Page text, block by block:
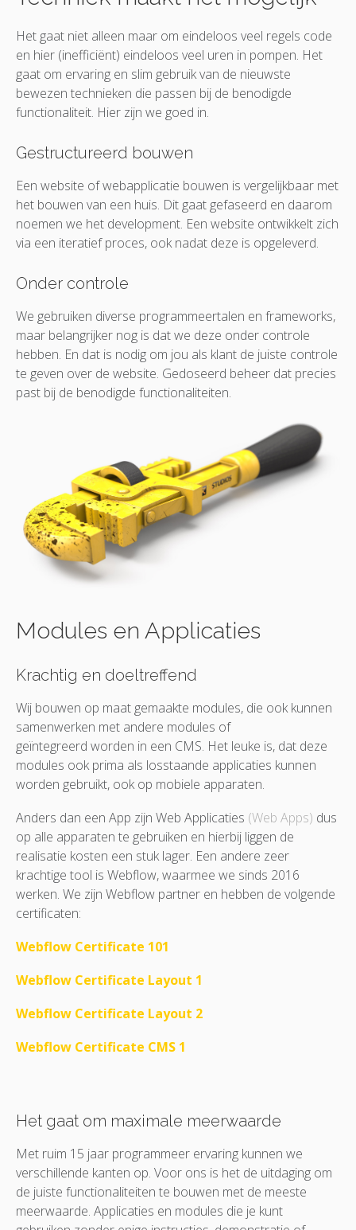
Het gaat niet alleen maar om eindeloos veel regels code
en hier (inefficiënt) eindeloos veel uren in pompen. Het
gaat om ervaring en slim gebruik van de nieuwste
bewezen technieken die passen bij de benodigde
functionaliteit. Hier zijn we goed in.
Gestructureerd bouwen
Een website of webapplicatie bouwen is vergelijkbaar met
het bouwen van een huis. Dit gaat gefaseerd en daarom
noemen we het development. Een website ontwikkelt zich
via een iteratief proces, ook nadat deze is opgeleverd.
Onder controle
We gebruiken diverse programmeertalen en frameworks,
maar belangrijker nog is dat we deze onder controle
hebben. En dat is nodig om jou als klant de juiste controle
te geven over de website. Gedoseerd beheer dat precies
past bij de benodigde functionaliteiten.
Modules en Applicaties
Krachtig en doeltreffend
Wij bouwen op maat gemaakte modules, die ook kunnen
samenwerken met andere modules of
geïntegreerd worden in een CMS. Het leuke is, dat deze
modules ook prima als losstaande applicaties kunnen
worden gebruikt, ook op mobiele apparaten.
Anders dan een App zijn Web Applicaties (Web Apps) dus
op alle apparaten te gebruiken en hierbij liggen de
realisatie kosten een stuk lager. Een andere zeer
krachtige tool is Webflow, waarmee we sinds 2016
werken. We zijn Webflow partner en hebben de volgende
certificaten:
Webflow Certificate 101
Webflow Certificate Layout 1
Webflow Certificate Layout 2
Webflow Certificate CMS 1
Het gaat om maximale meerwaarde
Met ruim 15 jaar programmeer ervaring kunnen we
verschillende kanten op. Voor ons is het de uitdaging om
de juiste functionaliteiten te bouwen met de meeste
meerwaarde. Applicaties en modules die je kunt